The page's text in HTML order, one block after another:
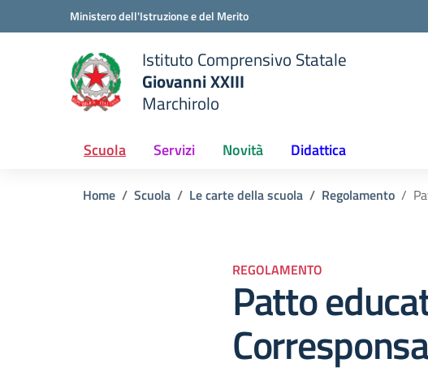
Vai ai contenuti
Vai al menu di navigazioneMinistero dell'Istruzione e del Merito
scuola
Istituto Comprensivo Statale
Giovanni XXIII
Marchirolo
Scuola Servizi Novità Didattica
Home Scuola Le carte della scuola Regolamento
REGOLAMENTO
Patto